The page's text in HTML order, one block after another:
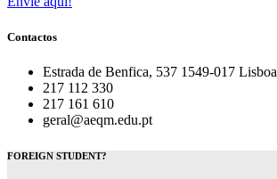
Contactos
Estrada de Benfica, 537 1549-017 Lisboa
217 112 330
217 161 610
geral@aeqm.edu.pt
FOREIGN STUDENT?